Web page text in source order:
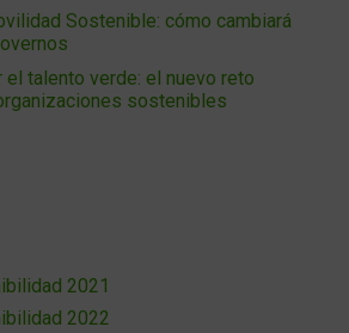
Sostenible: cómo cambiará
el talento verde: el nuevo reto
sostenibles
2021
2022